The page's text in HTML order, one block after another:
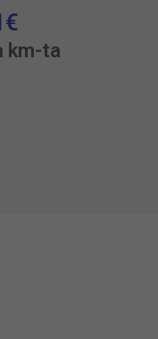
€
km-ta